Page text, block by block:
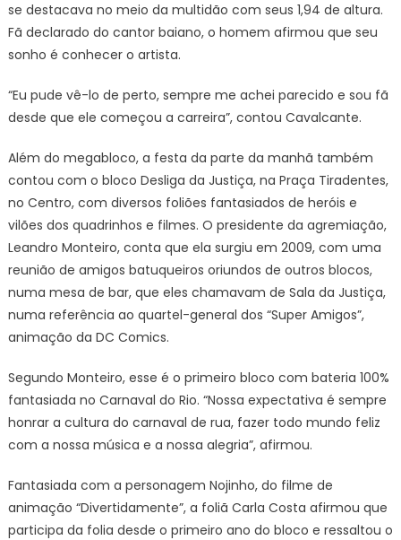
se destacava no meio da multidão com seus 1,94 de altura.
Fã declarado do cantor baiano, o homem afirmou que seu
sonho é conhecer o artista.
“Eu pude vê-lo de perto, sempre me achei parecido e sou fã
desde que ele começou a carreira”, contou Cavalcante.
Além do megabloco, a festa da parte da manhã também
contou com o bloco Desliga da Justiça, na Praça Tiradentes,
no Centro, com diversos foliões fantasiados de heróis e
vilões dos quadrinhos e filmes. O presidente da agremiação,
Leandro Monteiro, conta que ela surgiu em 2009, com uma
reunião de amigos batuqueiros oriundos de outros blocos,
numa mesa de bar, que eles chamavam de Sala da Justiça,
numa referência ao quartel-general dos “Super Amigos”,
animação da DC Comics.
Segundo Monteiro, esse é o primeiro bloco com bateria 100%
fantasiada no Carnaval do Rio. “Nossa expectativa é sempre
honrar a cultura do carnaval de rua, fazer todo mundo feliz
com a nossa música e a nossa alegria”, afirmou.
Fantasiada com a personagem Nojinho, do filme de
animação “Divertidamente”, a foliã Carla Costa afirmou que
participa da folia desde o primeiro ano do bloco e ressaltou o